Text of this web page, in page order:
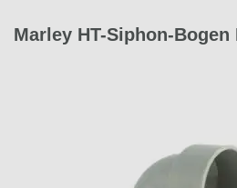
Marley HT-Siphon-Bogen